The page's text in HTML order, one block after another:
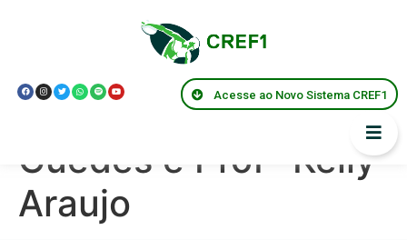
Acesse ao Novo Sistema CREF1
Centro de Memória
CREF1 – Entrevista
com a Profª Marina
Guedes e Profª Kelly
Araujo